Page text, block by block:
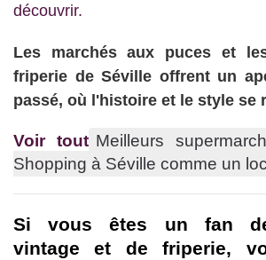
découvrir.
Les marchés aux puces et
friperie de Séville offrent un
passé, où l'histoire et le style se
Voir tout Meilleurs
Shopping à Séville comme un
Si vous êtes un fan
vintage et de friperie,